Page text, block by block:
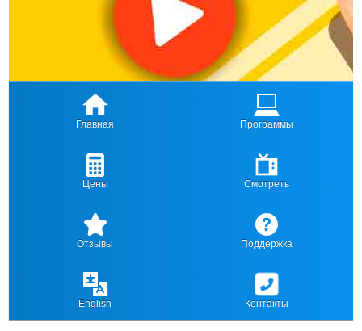
Главная Программы
Цены Смотреть
Отзывы Поддержка
English Контакты